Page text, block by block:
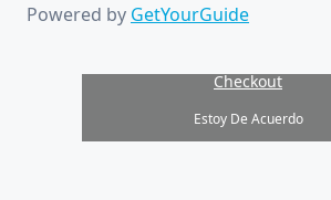
Powered by GetYourGuide
Haz clic en «Estoy de
Checkout
Estoy De Acuerdo